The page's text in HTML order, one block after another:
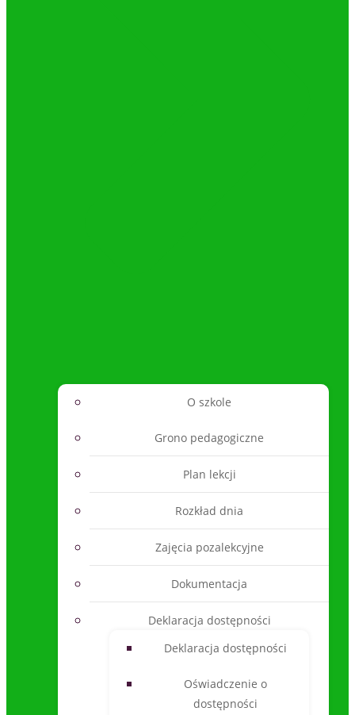
O szkole
Grono pedagogiczne
Plan lekcji
Rozkład dnia
Zajęcia pozalekcyjne
Dokumentacja
Deklaracja dostępności
Deklaracja dostępności
Oświadczenie o
dostępności